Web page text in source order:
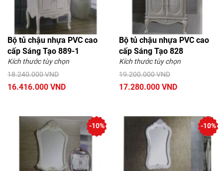
Bộ tủ chậu Saizhou Bộ tủ chậu JOMOO
Bộ tủ chậu nhựa PVC cao
cấp Sáng Tạo 889-1
Kích thước tùy chọn
18.240.000 VND
16.416.000 VND
Bộ tủ chậu nhựa PVC cao
cấp Sáng Tạo 828
Kích thước tùy chọn
19.200.000 VND
17.280.000 VND
-10% -10%